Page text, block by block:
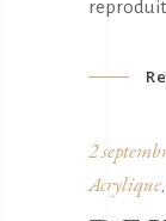
reproduit
2
Acrylique,